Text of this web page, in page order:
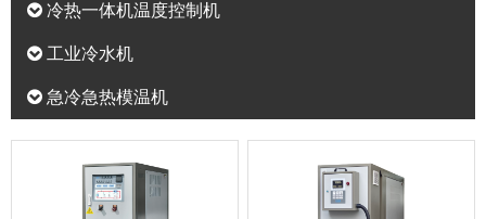
冷热一体机温度控制机
工业冷水机
急冷急热模温机